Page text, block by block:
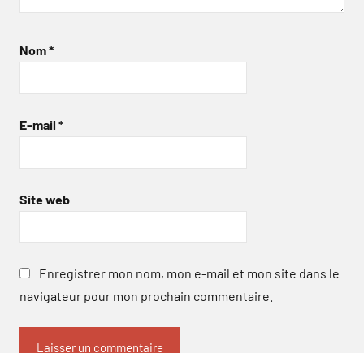
Nom*
E-mail *
Site web
Enregistrer mon nom, mon e-mail et mon site dans le
navigateur pour mon prochain commentaire.